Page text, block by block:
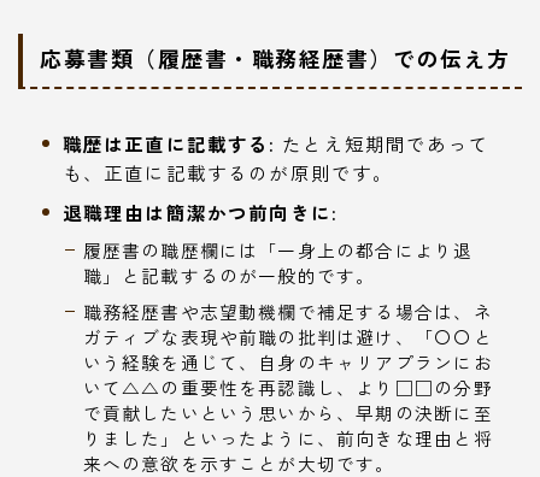
応募書類（履歴書・職務経歴書）での伝え方
職歴は正直に記載する: たとえ短期間であって
も、正直に記載するのが原則です。
退職理由は簡潔かつ前向きに:
履歴書の職歴欄には「一身上の都合により退
職」と記載するのが一般的です。
職務経歴書や志望動機欄で補足する場合は、ネ
ガティブな表現や前職の批判は避け、「〇〇と
いう経験を通じて、自身のキャリアプランにお
いて△△の重要性を再認識し、より□□の分野
で貢献したいという思いから、早期の決断に至
りました」といったように、前向きな理由と将
来への意欲を示すことが大切です。